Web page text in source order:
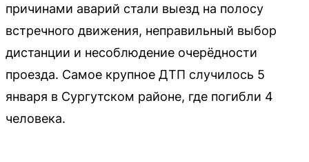
причинами аварий стали выезд на полосу
встречного движения, неправильный выбор
дистанции и несоблюдение очерёдности
проезда. Самое крупное ДТП случилось 5
января в Сургутском районе, где погибли 4
человека.